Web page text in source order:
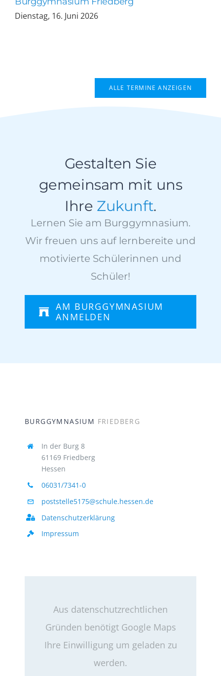
Dienstag, 16. Juni 2026
ALLE TERMINE ANZEIGEN
Gestalten Sie
gemeinsam mit uns
Ihre Zukunft.
Lernen Sie am Burggymnasium.
Wir freuen uns auf lernbereite und
motivierte Schülerinnen und
Schüler!
AM BURGGYMNASIUM
ANMELDEN
BURGGYMNASIUM FRIEDBERG
In der Burg 8
61169 Friedberg
Hessen
06031/7341-0
poststelle5175@schule.hessen.de
Datenschutzerklärung
Impressum
Aus datenschutzrechtlichen
Gründen benötigt Google Maps
Ihre Einwilligung um geladen zu
werden.